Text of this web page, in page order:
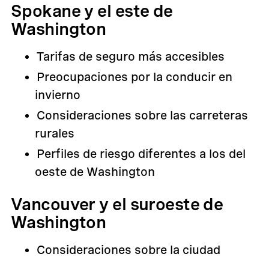
Spokane y el este de
Washington
Tarifas de seguro más accesibles
Preocupaciones por la conducir en
invierno
Consideraciones sobre las carreteras
rurales
Perfiles de riesgo diferentes a los del
oeste de Washington
Vancouver y el suroeste de
Washington
Consideraciones sobre la ciudad